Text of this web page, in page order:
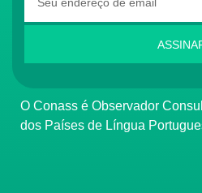
O Conass é Observador
dos Países de Língua